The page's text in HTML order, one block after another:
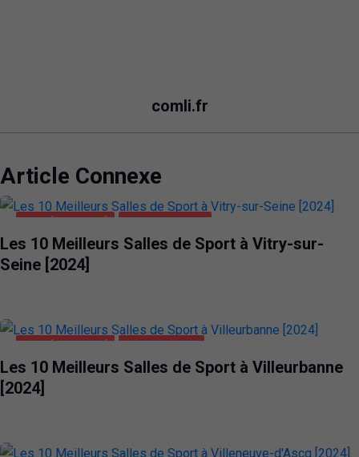
comli.fr
Article Connexe
SANTÉ ET BEAUTÉ VITRY-SUR-SEINE
Les 10 Meilleurs Salles de Sport à Vitry-sur-
Seine [2024]
SANTÉ ET BEAUTÉ VILLEURBANNE
Les 10 Meilleurs Salles de Sport à Villeurbanne
[2024]